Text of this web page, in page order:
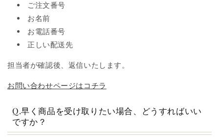
ご注文番号
お名前
お電話番号
正しい配送先
担当者が確認後、返信いたします。
お問い合わせページはコチラ
Q.早く商品を受け取りたい場合、どうすればいい
ですか？